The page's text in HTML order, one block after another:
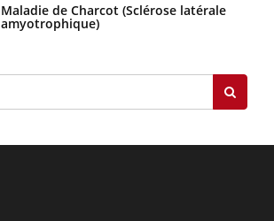
Maladie de Charcot (Sclérose latérale
amyotrophique)